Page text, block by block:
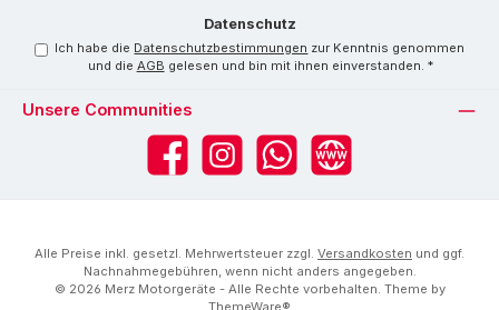
Datenschutz
Ich habe die Datenschutzbestimmungen zur Kenntnis genommen
und die AGB gelesen und bin mit ihnen einverstanden. *
Unsere Communities
FacebookInstagramWhatsAppWebsite
Alle Preise inkl. gesetzl. Mehrwertsteuer zzgl. Versandkosten und ggf.
Nachnahmegebühren, wenn nicht anders angegeben.
© 2026 Merz Motorgeräte - Alle Rechte vorbehalten. Theme by